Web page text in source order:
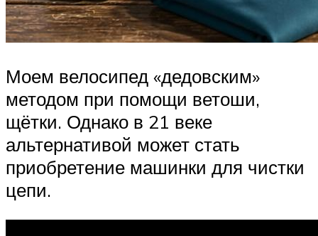
Моем велосипед «дедовским»
методом при помощи ветоши,
щётки. Однако в 21 веке
альтернативой может стать
приобретение машинки для чистки
цепи.